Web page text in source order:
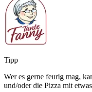
Tipp
Wer es gerne feurig mag,
und/oder die Pizza mit